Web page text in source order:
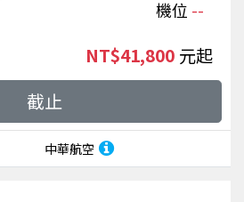
機位 --
中華航空
NT$41,800 起
截止